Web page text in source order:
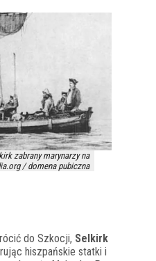
zabrany marynarzy na
/ domena pubiczna
do Szkocji, Selkirk
hiszpańskie statki i